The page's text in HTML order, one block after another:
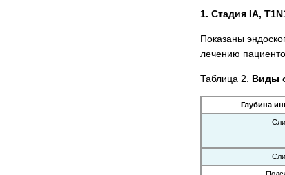
1. Стадия IА,
Показаны
лечению
Таблица 2. Виды
Глубина